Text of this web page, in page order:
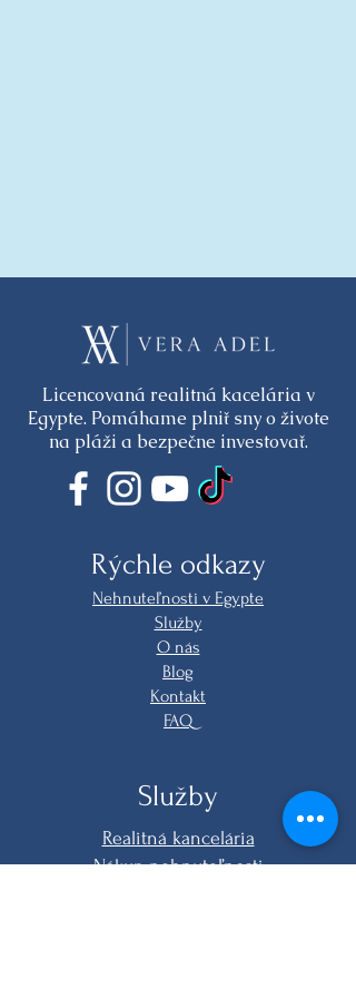
Licencovaná realitná kacelária v
Egypte. Pomáhame plniť sny o živote
na pláži a bezpečne investovať.
Rýchle odkazy
Nehnuteľnosti v Egypte
Služby
O nás
Blog
Kontakt
FAQ
Služby
Realitná kancelária
Nákup nehnuteľnosti